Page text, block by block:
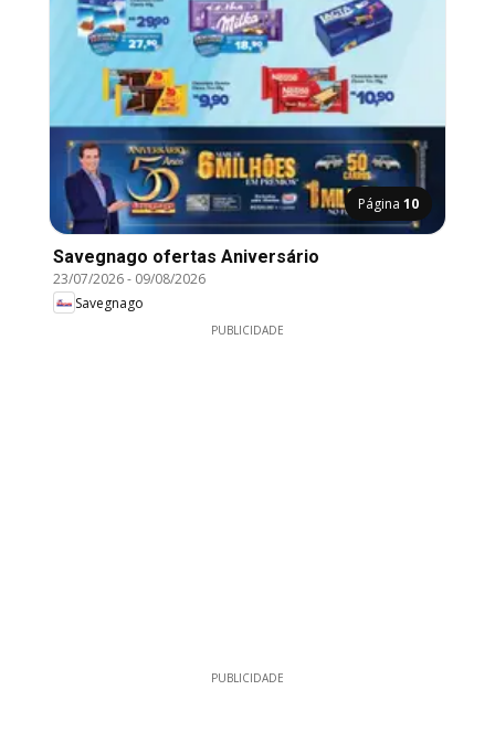
Página 10
Savegnago ofertas Aniversário
23/07/2026- 09/08/2026
Savegnago
PUBLICIDADE
PUBLICIDADE